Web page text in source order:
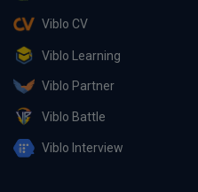
Viblo CV
Viblo Learning
Viblo Partner
Viblo Battle
Viblo Interview